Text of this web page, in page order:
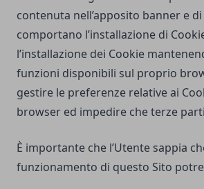
contenuta nell’apposito banner e
comportano l’installazione di
l’installazione dei Cookie
funzioni disponibili sul proprio
gestire le preferenze relative ai
browser ed impedire che terze
È importante che l’Utente sappia
funzionamento di questo Sito